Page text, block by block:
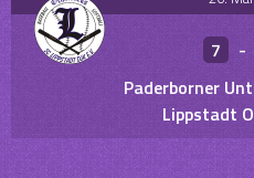
7 -
Paderborner
Lippstadt